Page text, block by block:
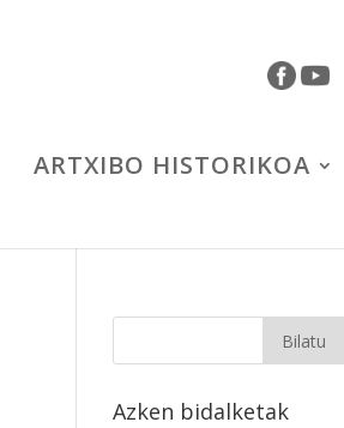
ARTXIBO HISTORIKOA
Azken bidalketak